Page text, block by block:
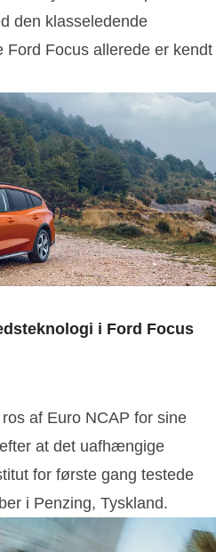
den klasseledende
Focus allerede er kendt
i Ford Focus
af Euro NCAP for sine
at det uafhængige
for første gang testede
i Penzing, Tyskland.